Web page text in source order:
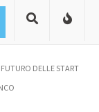
DELLE START